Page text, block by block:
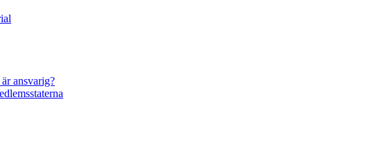
ansvarig?